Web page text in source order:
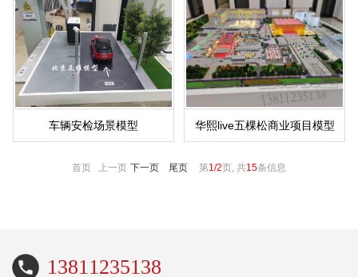
车辆安检场景模型 华熙live五棵松商业项目模型
首页 上一页 下一页 尾页 第1/2页, 共15条信息
13811235138